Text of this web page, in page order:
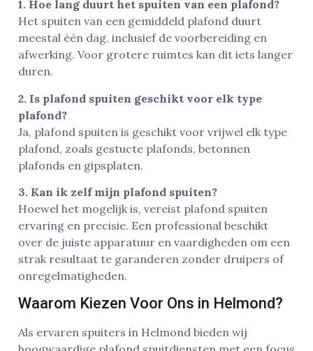
1. Hoe lang duurt het spuiten van een plafond?
Het spuiten van een gemiddeld plafond duurt
meestal één dag, inclusief de voorbereiding en
afwerking. Voor grotere ruimtes kan dit iets langer
duren.
2. Is plafond spuiten geschikt voor elk type
plafond?
Ja, plafond spuiten is geschikt voor vrijwel elk type
plafond, zoals gestucte plafonds, betonnen
plafonds en gipsplaten.
3. Kan ik zelf mijn plafond spuiten?
Hoewel het mogelijk is, vereist plafond spuiten
ervaring en precisie. Een professional beschikt
over de juiste apparatuur en vaardigheden om een
strak resultaat te garanderen zonder druipers of
onregelmatigheden.
Waarom Kiezen Voor Ons in Helmond?
Als ervaren spuiters in Helmond bieden wij